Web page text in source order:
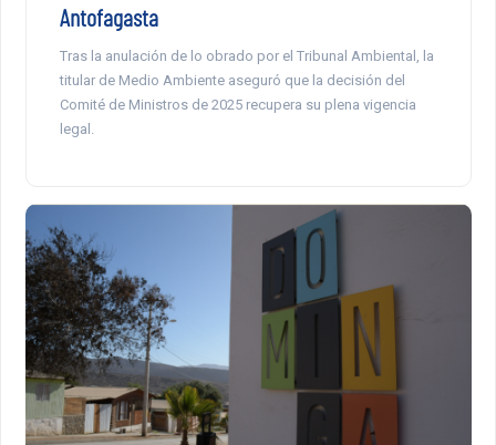
Antofagasta
Tras la anulación de lo obrado por el Tribunal Ambiental, la
titular de Medio Ambiente aseguró que la decisión del
Comité de Ministros de 2025 recupera su plena vigencia
legal.